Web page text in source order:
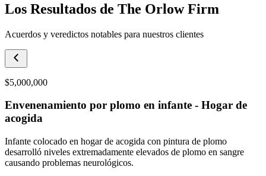
Los Resultados de The Orlow Firm
Acuerdos y veredictos notables para nuestros clientes
$5,000,000
Envenenamiento por plomo en infante - Hogar de
acogida
Infante colocado en hogar de acogida con pintura de plomo
desarrolló niveles extremadamente elevados de plomo en sangre
causando problemas neurológicos.